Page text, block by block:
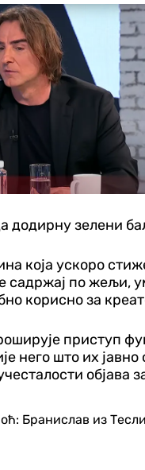
додирну зелени
која ускоро
садржај по жељи,
корисно за
приступ
него што их
објава